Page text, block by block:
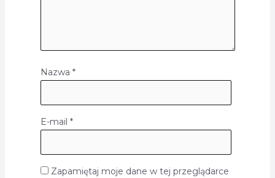
Nazwa *
E-mail *
Zapamiętaj moje dane w tej przeglądarce